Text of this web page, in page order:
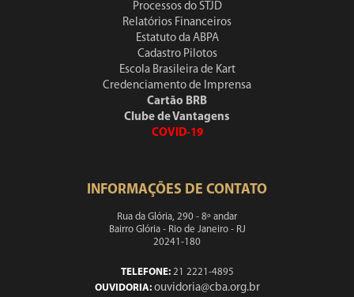
Processos do STJD
Relatórios Financeiros
Estatuto da ABPA
Cadastro Pilotos
Escola Brasileira de Kart
Credenciamento de Imprensa
Cartão BRB
Clube de Vantagens
COVID-19
INFORMAÇÕES DE CONTATO
Rua da Glória, 290 - 8º andar
Bairro Glória - Rio de Janeiro - RJ
20241-180
TELEFONE:21 2221-4895
OUVIDORIA: ouvidoria@cba.org.br